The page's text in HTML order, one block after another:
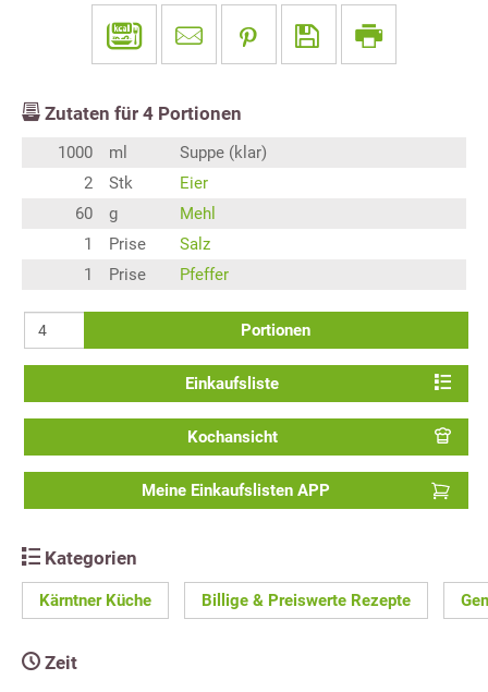
Zutaten für 4 Portionen
1000 ml
Suppe (klar)
2
Stk
Eier
60
g
Mehl
1
Prise
Salz
1
Prise Pfeffer
Portionen
Einkaufsliste
Kochansicht
Meine Einkaufslisten APP
Kategorien
Kärntner Küche Billige & Preiswerte Rezepte
Zeit